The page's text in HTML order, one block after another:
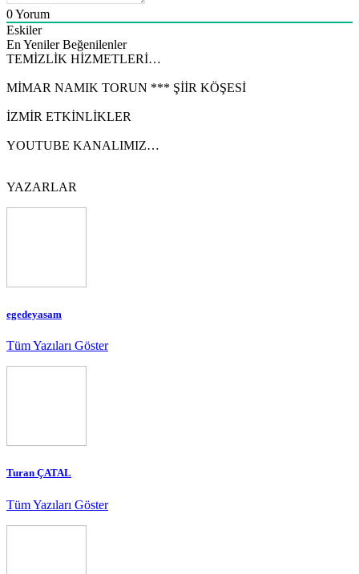
0Yorum
Eskiler
En Yeniler Beğenilenler
TEMİZLİK HİZMETLERİ…
MİMAR NAMIK TORUN *** ŞİİR KÖŞESİ
İZMİR ETKİNLİKLER
YOUTUBE KANALIMIZ…
YAZARLAR
egedeyasam
Tüm Yazıları Göster
Turan ÇATAL
Tüm Yazıları Göster